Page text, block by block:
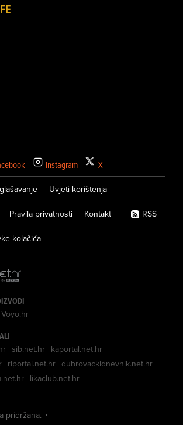
Instagram X
Uvjeti korištenja
Pravila privatnosti Kontakt
kolačića
RSS
Voyo.hr
sib.net.hr kaportal.net.hr
riportal.net.hr dubrovackidnevnik.net.hr
likaclub.net.hr
pridržana.